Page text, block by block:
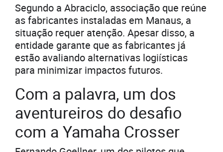
Segundo a Abraciclo, associação que reúne
as fabricantes instaladas em Manaus, a
situação requer atenção. Apesar disso, a
entidade garante que as fabricantes já
estão avaliando alternativas logiísticas
para minimizar impactos futuros.
Com a palavra, um dos
aventureiros do desafio
com a Yamaha Crosser